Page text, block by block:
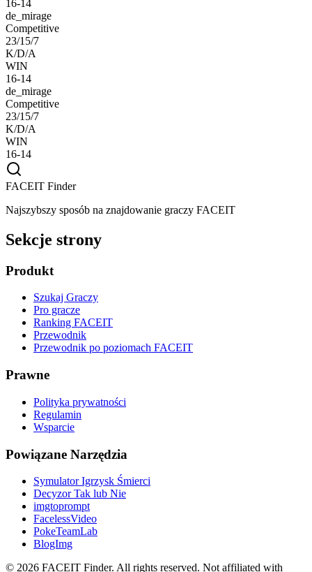
16-14
de_mirage
Competitive
23/15/7
K/D/A
WIN
16-14
de_mirage
Competitive
23/15/7
K/D/A
WIN
16-14
FACEIT Finder
Najszybszy sposób na znajdowanie graczy FACEIT
Sekcje strony
Produkt
Szukaj Graczy
Pro gracze
Ranking FACEIT
Przewodnik
Przewodnik po poziomach FACEIT
Prawne
Polityka prywatności
Regulamin
Wsparcie
Powiązane Narzędzia
Symulator Igrzysk Śmierci
Decyzor Tak lub Nie
imgtoprompt
FacelessVideo
PokeTeamLab
BlogImg
© 2026 FACEIT Finder. All rights reserved. Not affiliated with